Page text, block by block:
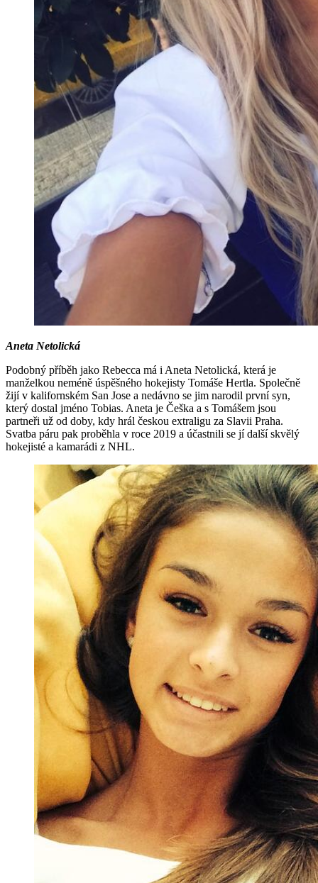
Aneta Netolická
Podobný příběh jako Rebecca má i Aneta Netolická, která je
manželkou neméně úspěšného hokejisty Tomáše Hertla. Společně
žijí v kalifornském San Jose a nedávno se jim narodil první syn,
který dostal jméno Tobias. Aneta je Češka a s Tomášem jsou
partneři už od doby, kdy hrál českou extraligu za Slavii Praha.
Svatba páru pak proběhla v roce 2019 a účastnili se jí další skvělý
hokejisté a kamarádi z NHL.